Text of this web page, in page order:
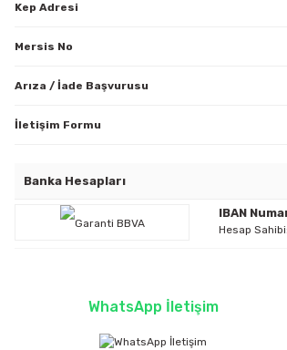
Kep Adresi
Mersis No
Arıza / İade Başvurusu
İletişim Formu
Banka Hesapları
IBAN
Hesap
WhatsApp İletişim